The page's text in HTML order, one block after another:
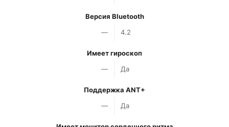
Версия Bluetooth
—
4.2
Имеет гироскоп
—
Да
Поддержка ANT+
—
Да